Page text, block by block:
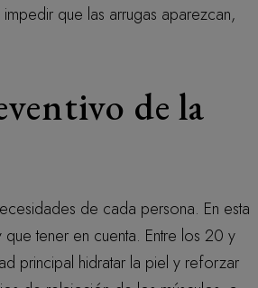
que las arrugas aparezcan,
de la
de cada persona. En esta
tener en cuenta. Entre los 20 y
principal hidratar la piel y reforzar